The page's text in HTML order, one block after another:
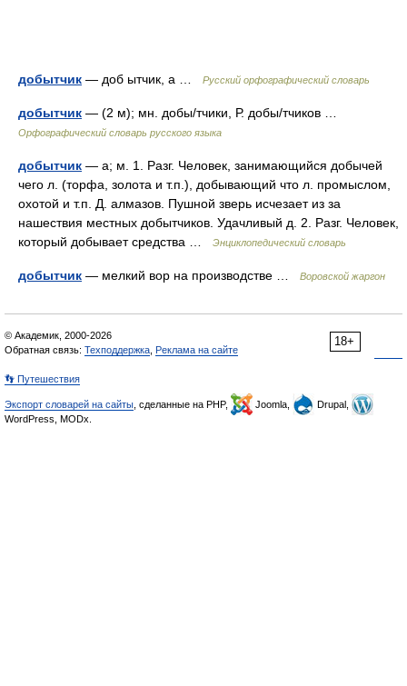
добытчик — доб ытчик, а … Русский орфографический словарь
добытчик — (2 м); мн. добы/тчики, Р. добы/тчиков …
Орфографический словарь русского языка
добытчик — а; м. 1. Разг. Человек, занимающийся добычей
чего л. (торфа, золота и т.п.), добывающий что л. промыслом,
охотой и т.п. Д. алмазов. Пушной зверь исчезает из за
нашествия местных добытчиков. Удачливый д. 2. Разг. Человек,
который добывает средства …
Энциклопедический словарь
добытчик — мелкий вор на производстве … Воровской жаргон
18+
© Академик, 2000-2026
Обратная связь: Техподдержка Реклама на сайте
👣 Путешествия
Экспорт словарей на сайты , сделанные на PHP, Joomla,
Drupal,
WordPress, MODx.